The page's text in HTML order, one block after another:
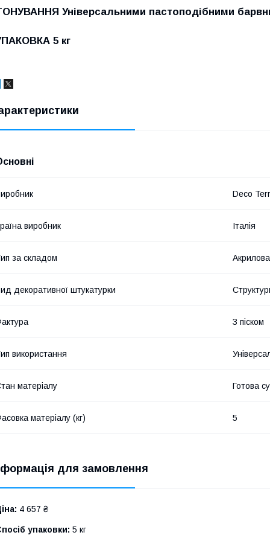
Універсальними пастоподібними
5 кг
Deco
виробник Італія
за складом Акрилова
декоративної штукатурки
З піском
використання
матеріалу Готова
матеріалу (кг) 5
для замовлення
4 657 ₴
упаковки: 5 кг